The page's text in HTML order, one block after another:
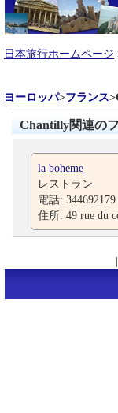
日本旅行ホームページ
ヨーロッパ>フランス>
Chantilly関連の
la boheme
レストラン
電話: 344692179
住所: 49 rue du
|